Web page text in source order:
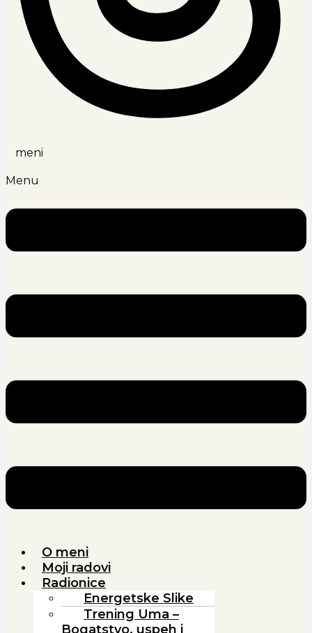
meni
Menu
O meni
Moji radovi
Radionice
Energetske Slike
Trening Uma –
Bogatstvo, uspeh i